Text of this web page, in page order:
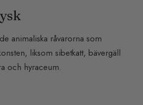
animaliska råvarorna som
liksom sibetkatt, bävergäll
och hyraceum.